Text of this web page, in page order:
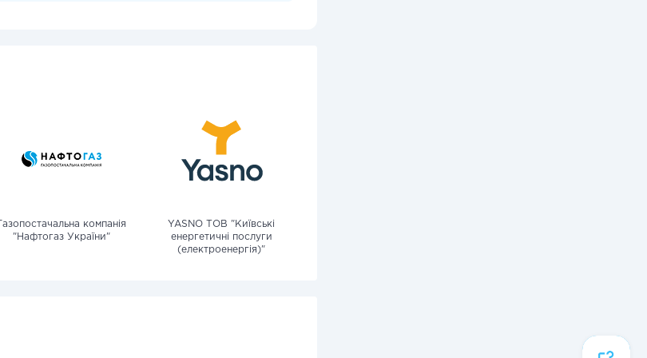
Газопостачальна компанія
"Нафтогаз України"
YASNO ТОВ "Київські
енергетичні послуги
(електроенергія)"